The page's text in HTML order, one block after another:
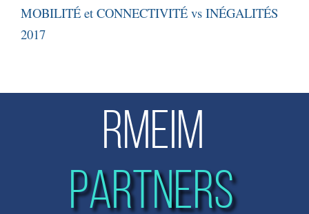
MOBILITÉ et CONNECTIVITÉ vs INÉGALITÉS
2017
RMEIM
PARTNERS